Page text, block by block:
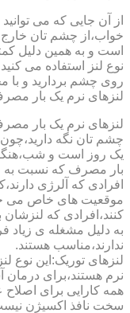
از آن جایی که می
خواب،از چشم تان خارج
است و به همین دلیل
نوع لنز استفاده می
روی چشم بردارید و
لنزهای نرم یک بار
لنزهای نرم یک بار
چشم تان نگه
یک روز است و
بار مصرف که نسبت به
افرادی که آلرژی
موقعیت های خاص می
کنند،افرادی که
به دلیل مشغله ی زیاد
ندارند،مناسب هستند.
لنزهای توریک:این نوع
نرم هستند،برای درمان
همه کارایی برای اصلاح
سخت نافذ اکسیژن